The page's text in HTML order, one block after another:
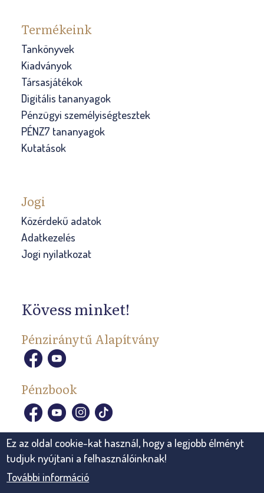
Termékeink
Tankönyvek
Kiadványok
Társasjátékok
Digitális tananyagok
Pénzügyi személyiségtesztek
PÉNZ7 tananyagok
Kutatások
Jogi
Közérdekű adatok
Adatkezelés
Jogi nyilatkozat
Kövess minket!
Pénziránytű Alapítvány
Pénzbook
Ez az oldal cookie-kat használ, hogy a legjobb élményt
tudjuk nyújtani a felhasználóinknak!
További információ